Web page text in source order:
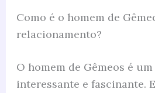
Como é o homem de
relacionamento?
O homem de Gêmeos é
interessante e fascinante.